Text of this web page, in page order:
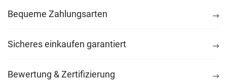
Bequeme Zahlungsarten
Sicheres einkaufen garantiert
Bewertung & Zertifizierung